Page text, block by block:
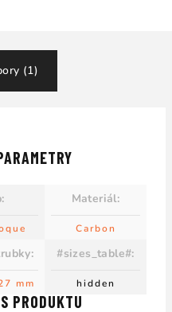
(1)
PRODUKTU
: Materiál:
Carbon
:
mm
#sizes_table#:
hidden